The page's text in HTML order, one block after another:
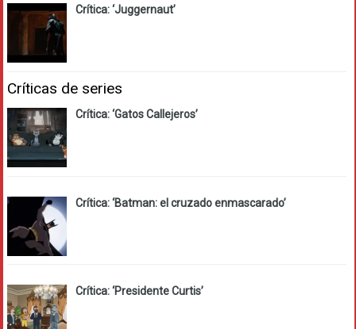
Crítica: ‘Juggernaut’
Críticas de series
Crítica: ‘Gatos Callejeros’
Crítica: ‘Batman: el cruzado enmascarado’
Crítica: ‘Presidente Curtis’